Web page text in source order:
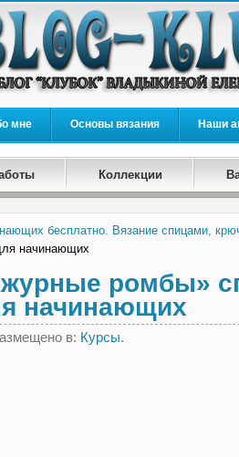
мне Основы вязания Наши
Коллекции
бесплатно. Вязание спицами,
начинающих
ромбы»
начинающих
в: Курсы.